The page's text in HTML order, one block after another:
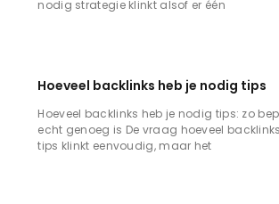
nodig strategie klinkt alsof er één
Hoeveel backlinks heb je nodig tips
Hoeveel backlinks heb je nodig tips: zo
echt genoeg is De vraag hoeveel
tips klinkt eenvoudig, maar het